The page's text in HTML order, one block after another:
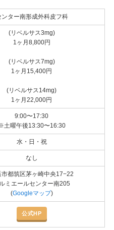
ンター南形成外科皮フ科
(リベルサス3mg)
1ヶ月8,800円
(リベルサス7mg)
1ヶ月15,400円
(リベルサス14mg)
1ヶ月22,000円
9:00〜17:30
土曜午後13:30〜16:30
水・日・祝
なし
市都筑区茅ヶ崎中央17−22
ミエールセンター南205
(Googleマップ)
公式HP